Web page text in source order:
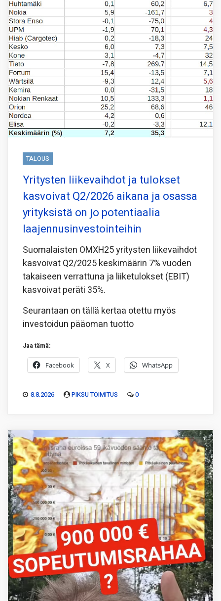
TALOUS
Yritysten liikevaihdot ja tulokset
kasvoivat Q2/2026 aikana ja osassa
yrityksistä on jo potentiaalia
laajennusinvestointeihin
Suomalaisten OMXH25 yritysten liikevaihdot
kasvoivat Q2/2025 keskimäärin 7% vuoden
takaiseen verrattuna ja liiketulokset (EBIT)
kasvoivat peräti 35%.
Seurantaan on tällä kertaa otettu myös
investoidun pääoman tuotto
Jaa tämä:
Facebook X WhatsApp
8.8.2026 PIKSU TOIMITUS 0